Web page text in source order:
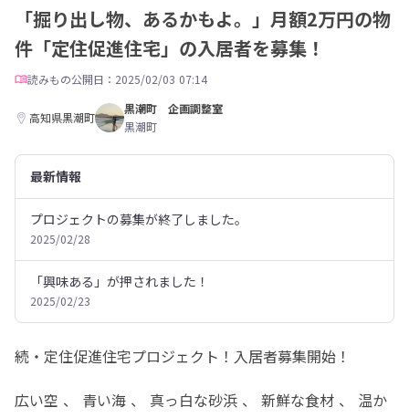
「掘り出し物、あるかもよ。」月額2万円の物
件「定住促進住宅」の入居者を募集！
読みもの公開日：2025/02/03 07:14
高知県黒潮町
黒潮町 企画調整室
黒潮町
最新情報
プロジェクトの募集が終了しました。
2025/02/28
「興味ある」が押されました！
2025/02/23
続・定住促進住宅プロジェクト！入居者募集開始！
広い空 、 青い海 、 真っ白な砂浜 、 新鮮な食材 、 温か